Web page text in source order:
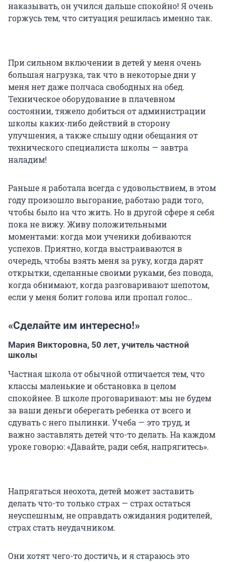
наказывать, он учился дальше спокойно! Я очень
горжусь тем, что ситуация решилась именно так.
При сильном включении в детей у меня очень
большая нагрузка, так что в некоторые дни у
меня нет даже полчаса свободных на обед.
Техническое оборудование в плачевном
состоянии, тяжело добиться от администрации
школы каких-либо действий в сторону
улучшения, а также слышу одни обещания от
технического специалиста школы — завтра
наладим!
Раньше я работала всегда с удовольствием, в этом
году произошло выгорание, работаю ради того,
чтобы было на что жить. Но в другой сфере я себя
пока не вижу. Живу положительными
моментами: когда мои ученики добиваются
успехов. Приятно, когда выстраиваются в
очередь, чтобы взять меня за руку, когда дарят
открытки, сделанные своими руками, без повода,
когда обнимают, когда разговаривают шепотом,
если у меня болит голова или пропал голос…
«Сделайте им интересно!»
Мария Викторовна, 50 лет, учитель частной
школы
Частная школа от обычной отличается тем, что
классы маленькие и обстановка в целом
спокойнее. В школе проговаривают: мы не будем
за ваши деньги оберегать ребенка от всего и
сдувать с него пылинки. Учеба — это труд, и
важно заставлять детей что-то делать. На каждом
уроке говорю: «Давайте, ради себя, напрягитесь».
Напрягаться неохота, детей может заставить
делать что-то только страх — страх остаться
неуспешным, не оправдать ожидания родителей,
страх стать неудачником.
Они хотят чего-то достичь, и я стараюсь это